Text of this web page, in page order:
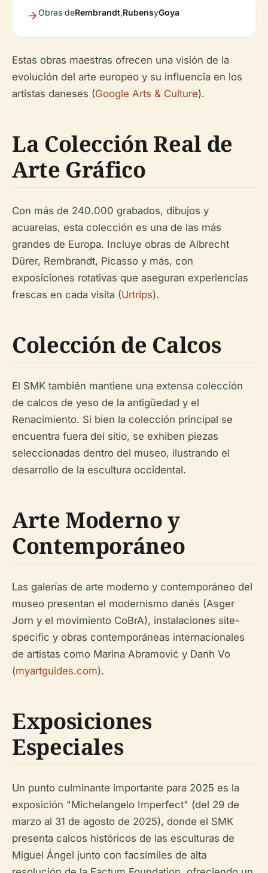
Obras deRembrandt,RubensyGoya
Estas obras maestras ofrecen una visión de la
evolución del arte europeo y su influencia en los
artistas daneses (Google Arts & Culture).
La Colección Real de
Arte Gráfico
Con más de 240.000 grabados, dibujos y
acuarelas, esta colección es una de las más
grandes de Europa. Incluye obras de Albrecht
Dürer, Rembrandt, Picasso y más, con
exposiciones rotativas que aseguran experiencias
frescas en cada visita (Urtrips).
Colección de Calcos
El SMK también mantiene una extensa colección
de calcos de yeso de la antigüedad y el
Renacimiento. Si bien la colección principal se
encuentra fuera del sitio, se exhiben piezas
seleccionadas dentro del museo, ilustrando el
desarrollo de la escultura occidental.
Arte Moderno y
Contemporáneo
Las galerías de arte moderno y contemporáneo del
museo presentan el modernismo danés (Asger
Jorn y el movimiento CoBrA), instalaciones site-
specific y obras contemporáneas internacionales
de artistas como Marina Abramović y Danh Vo
(myartguides.com).
Exposiciones
Especiales
Un punto culminante importante para 2025 es la
exposición "Michelangelo Imperfect" (del 29 de
marzo al 31 de agosto de 2025), donde el SMK
presenta calcos históricos de las esculturas de
Miguel Ángel junto con facsímiles de alta